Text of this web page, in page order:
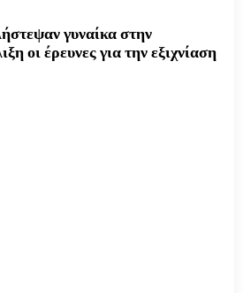
γυναίκα στην
οι έρευνες για την εξιχνίαση